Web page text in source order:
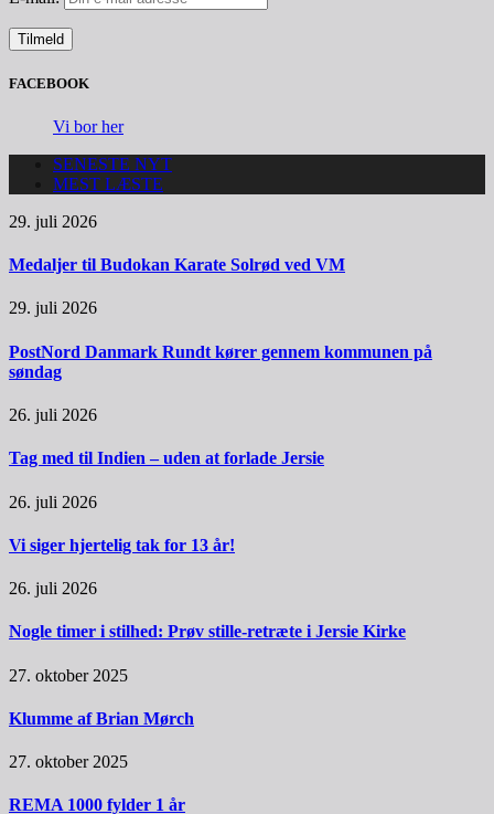
FACEBOOK
Vi bor her
SENESTE NYT
MEST LÆSTE
29. juli 2026
Medaljer til Budokan Karate Solrød ved VM
29. juli 2026
PostNord Danmark Rundt kører gennem kommunen på
søndag
26. juli 2026
Tag med til Indien – uden at forlade Jersie
26. juli 2026
Vi siger hjertelig tak for 13 år!
26. juli 2026
Nogle timer i stilhed: Prøv stille-retræte i Jersie Kirke
27. oktober 2025
Klumme af Brian Mørch
27. oktober 2025
REMA 1000 fylder 1 år